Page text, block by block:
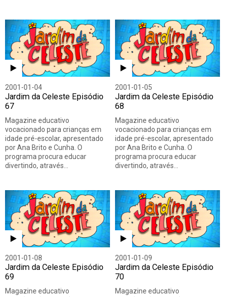
2001-01-04
Jardim da Celeste Episódio
67
Magazine educativo
vocacionado para crianças em
idade pré-escolar, apresentado
por Ana Brito e Cunha. O
programa procura educar
divertindo, através…
2001-01-05
Jardim da Celeste Episódio
68
Magazine educativo
vocacionado para crianças em
idade pré-escolar, apresentado
por Ana Brito e Cunha. O
programa procura educar
divertindo, através…
2001-01-08
Jardim da Celeste Episódio
69
Magazine educativo
2001-01-09
Jardim da Celeste Episódio
70
Magazine educativo